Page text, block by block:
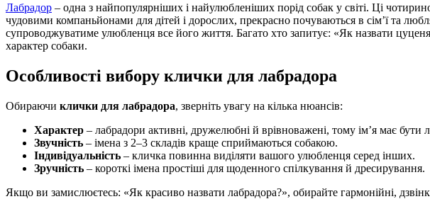
Лабрадор – одна з найпопулярніших і найулюбленіших порід собак у світі. Ці
чудовими компаньйонами для дітей і дорослих, прекрасно почуваються в сім’ї та
супроводжуватиме улюбленця все його життя. Багато хто запитує: «Як назвати
характер собаки.
Особливості вибору клички для лабрадора
Обираючи клички для лабрадора, зверніть увагу на кілька нюансів:
Характер – лабрадори активні, дружелюбні й врівноважені, тому ім’я має бути
Звучність – імена з 2–3 складів краще сприймаються собакою.
Індивідуальність – кличка повинна виділяти вашого улюбленця серед інших.
Зручність – короткі імена простіші для щоденного спілкування й дресирування.
Якщо ви замислюєтесь: «Як красиво назвати лабрадора?», обирайте гармонійні,